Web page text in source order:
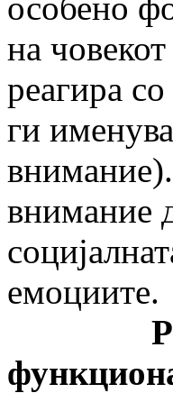
особено
на
реагира
ги
внимание
емоциите.